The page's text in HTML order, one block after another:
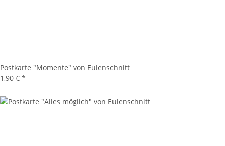
Postkarte "Momente" von Eulenschnitt
1,90 € *